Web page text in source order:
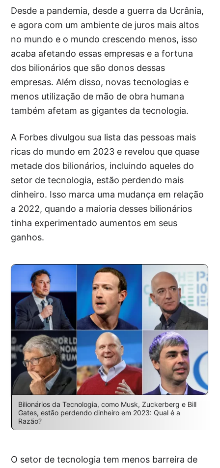
Desde a pandemia, desde a guerra da Ucrânia,
e agora com um ambiente de juros mais altos
no mundo e o mundo crescendo menos, isso
acaba afetando essas empresas e a fortuna
dos bilionários que são donos dessas
empresas. Além disso, novas tecnologias e
menos utilização de mão de obra humana
também afetam as gigantes da tecnologia.
A Forbes divulgou sua lista das pessoas mais
ricas do mundo em 2023 e revelou que quase
metade dos bilionários, incluindo aqueles do
setor de tecnologia, estão perdendo mais
dinheiro. Isso marca uma mudança em relação
a 2022, quando a maioria desses bilionários
tinha experimentado aumentos em seus
ganhos.
Bilionários da Tecnologia, como Musk, Zuckerberg e Bill
Gates, estão perdendo dinheiro em 2023: Qual é a
Razão?
O setor de tecnologia tem menos barreira de